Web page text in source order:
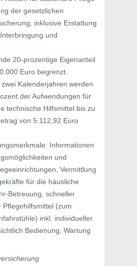
der gesetzlichen
inklusive Erstattung
und
20-prozentige Eigenanteil
Euro begrenzt.
Kalenderjahren werden
der Aufwendungen für
technische Hilfsmittel bis zu
von 5.112,92 Euro
Informationen
und
Vermittlung
für die häusliche
Betreuung, schneller
Pflegehilfsmittel (zum
inkl. individueller
Bedienung, Wartung